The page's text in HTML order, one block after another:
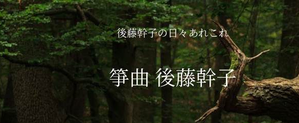
後藤幹子の日々あれこれ
箏曲 後藤幹子